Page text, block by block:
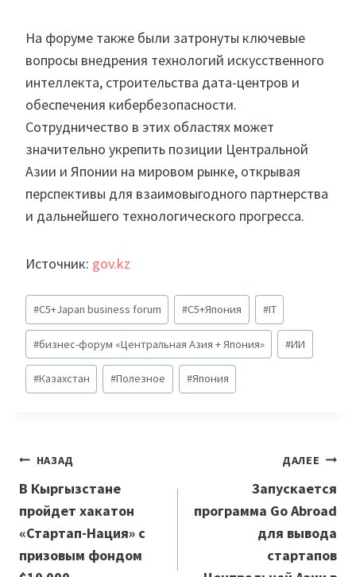
На форуме также были затронуты ключевые
вопросы внедрения технологий искусственного
интеллекта, строительства дата-центров и
обеспечения кибербезопасности.
Сотрудничество в этих областях может
значительно укрепить позиции Центральной
Азии и Японии на мировом рынке, открывая
перспективы для взаимовыгодного партнерства
и дальнейшего технологического прогресса.
Источник: gov.kz
Метки
записи:
#C5+Japan business forum #C5+Япония #IT
#бизнес-форум «Центральная Азия + Япония» #ИИ
#Казахстан #Полезное #Япония
Навигация
по
записям
НАЗАД
В Кыргызстане
пройдет хакатон
«Стартап-Нация» с
призовым фондом
ДАЛЕЕ
Запускается
программа Go Abroad
для вывода
стартапов